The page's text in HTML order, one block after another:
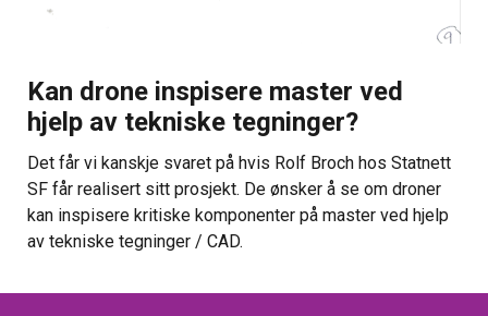
Kan drone inspisere master ved
hjelp av tekniske tegninger?
Det får vi kanskje svaret på hvis Rolf Broch hos Statnett
SF får realisert sitt prosjekt. De ønsker å se om droner
kan inspisere kritiske komponenter på master ved hjelp
av tekniske tegninger / CAD.